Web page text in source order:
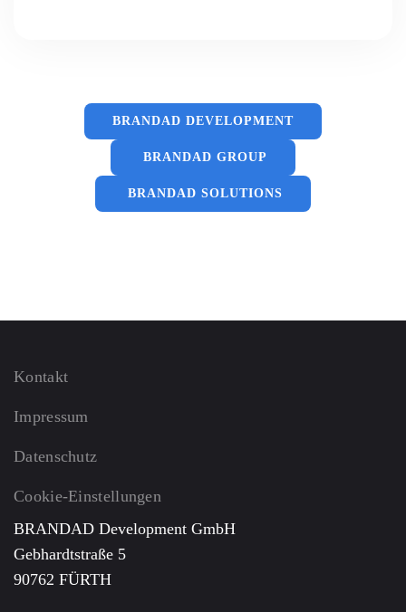
BRANDAD DEVELOPMENT
BRANDAD GROUP
BRANDAD SOLUTIONS
Kontakt
Impressum
Datenschutz
Cookie-Einstellungen
BRANDAD Development GmbH
Gebhardtstraße 5
90762 FÜRTH